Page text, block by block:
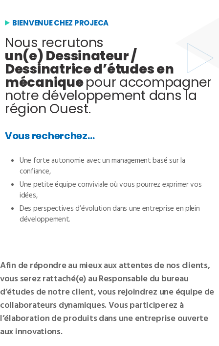
BIENVENUE CHEZ PROJECA
Nous recrutons
un(e) Dessinateur /
Dessinatrice d’études en
mécaniquepour accompagner
notre développement dans la
région Ouest.
Vous recherchez…
Une forte autonomie avec un management basé sur la
confiance,
Une petite équipe conviviale où vous pourrez exprimer vos
idées,
Des perspectives d’évolution dans une entreprise en plein
développement.
Afin de répondre au mieux aux attentes de nos clients,
vous serez rattaché(e) au Responsable du bureau
d’études de notre client, vous rejoindrez une équipe de
collaborateurs dynamiques. Vous participerez à
l’élaboration de produits dans une entreprise ouverte
aux innovations.